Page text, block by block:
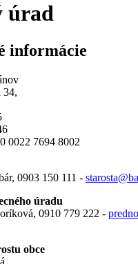
úrad
informácie
34,
0022 7694 8002
0903 150 111 -
úradu
0910 779 222 -
obce